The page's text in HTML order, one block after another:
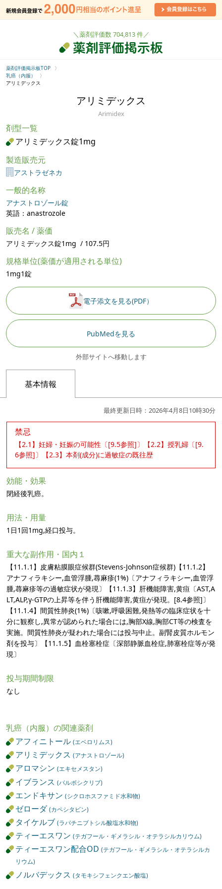
＼薬剤評価数 704,813 件／
薬剤評価掲示板TOP
乳癌（内服）
アリミデックス
アリミデックス
Arimidex
剤型一覧
アリミデックス錠1mg
製造販売元
アストラゼネカ
一般的名称
アナストロゾール錠
英語：anastrozole
販売名 / 薬価
アリミデックス錠1mg / 107.5円
規格単位(薬価が適用される単位)
1mg1錠
電子添文を見る(PDF）
PubMedを見る
外部サイトへ移動します
基本情報
最終更新日時：2026年4月8日10時30分
禁忌
【2.1】妊婦・妊娠の可能性〔[9.5参照]〕【2.2】授乳婦〔[9.
6参照]〕【2.3】本剤(成分)に過敏症の既往歴
効能・効果
閉経後乳癌。
用法・用量
1日1回1mg,経口投与。
重大な副作用・国内１
【11.1.1】皮膚粘膜眼症候群(Stevens-Johnson症候群)【11.1.2】
アナフィラキシー,血管浮腫,蕁麻疹(1%)〔アナフィラキシー,血管浮
腫,蕁麻疹等の過敏症状が発現〕【11.1.3】肝機能障害,黄疸〔AST,A
LT,ALP,γ-GTPの上昇等を伴う肝機能障害,黄疸が発現。[8.4参照]〕
【11.1.4】間質性肺炎(1%)〔咳嗽,呼吸困難,発熱等の臨床症状を十
分に観察し,異常が認められた場合には,胸部X線,胸部CT等の検査を
実施。間質性肺炎が疑われた場合には投与中止。副腎皮質ホルモン
剤を投与〕【11.1.5】血栓塞栓症〔深部静脈血栓症,肺塞栓症等が発
現〕
投与期間制限
なし
乳癌（内服）の関連薬剤
アフィニトール(エベロリムス)
アリミデックス(アナストロゾール)
アロマシン(エキセメスタン)
イブランス(パルボシクリブ)
エンドキサン(シクロホスファミド水和物)
ゼローダ(カペシタビン)
タイケルブ(ラパチニブトシル酸塩水和物)
ティーエスワン(テガフール・ギメラシル・オテラシルカリウム)
ティーエスワン配合OD(テガフール・ギメラシル・オテラシルカ
リウム)
ノルバデックス(タモキシフェンクエン酸塩)